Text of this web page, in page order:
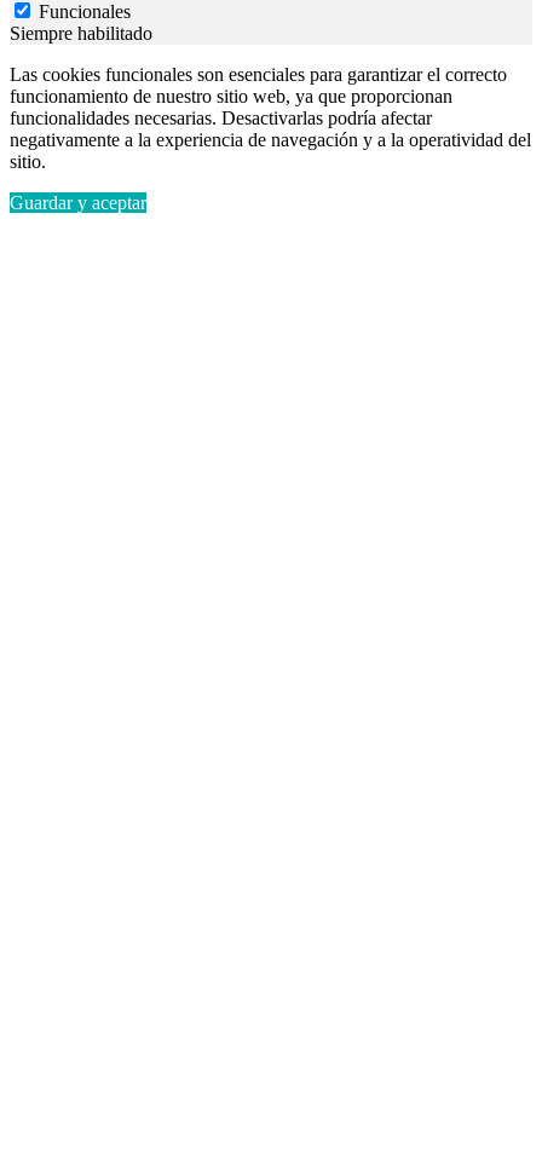
Funcionales
Siempre habilitado
Las cookies funcionales son esenciales para garantizar el correcto
funcionamiento de nuestro sitio web, ya que proporcionan
funcionalidades necesarias. Desactivarlas podría afectar
negativamente a la experiencia de navegación y a la operatividad del
sitio.
Guardar y aceptar